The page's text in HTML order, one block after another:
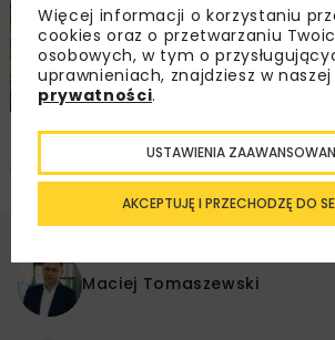
Pobierz artykuł PDF
Maciej Tomaszewski
Więcej informacji o korzystaniu
cookies oraz o przetwarzaniu
osobowych, w tym o
uprawnieniach, znajdziesz w naszej
prywatności.
AKCEPTUJĘ I PRZECHODZĘ DO
USTAWIENIA